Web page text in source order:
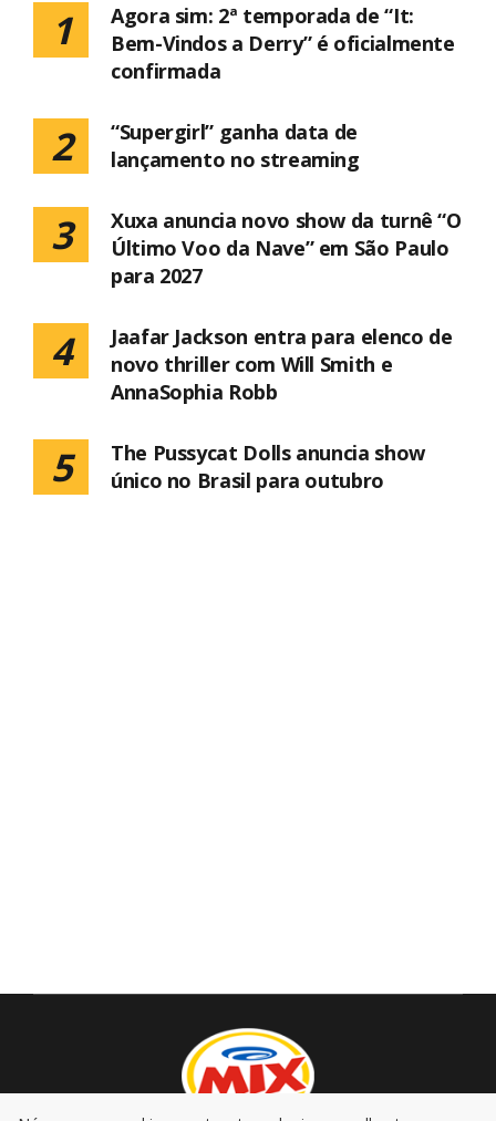
1
Agora sim: 2ª temporada de “It:
Bem-Vindos a Derry” é oficialmente
confirmada
2
“Supergirl” ganha data de
lançamento no streaming
3
Xuxa anuncia novo show da turnê “O
Último Voo da Nave” em São Paulo
para 2027
4
Jaafar Jackson entra para elenco de
novo thriller com Will Smith e
AnnaSophia Robb
5
The Pussycat Dolls anuncia show
único no Brasil para outubro